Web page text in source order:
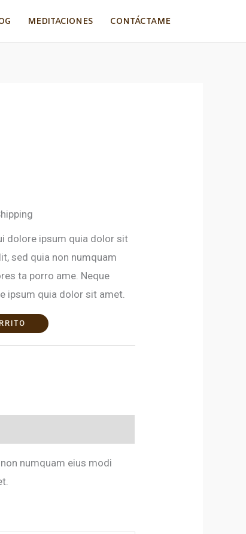
MEDITACIONES CONTÁCTAME
dolore ipsum quia dolor sit
sed quia non numquam
ta porro ame. Neque
ipsum quia dolor sit amet.
numquam eius modi